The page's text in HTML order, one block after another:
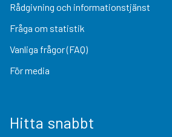
Rådgivning och informationstjänst
Fråga om statistik
Vanliga frågor (FAQ)
För media
Hitta snabbt